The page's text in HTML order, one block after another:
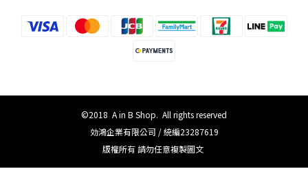
©2018 A in B Shop. All rights reserved
効鴻企業有限公司 / 統編23287619
版權所有 請勿任意複製圖文